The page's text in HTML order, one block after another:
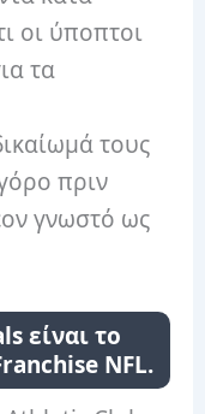
οι ύποπτοι
τα
τους
πριν
γνωστό ως
είναι το
NFL.